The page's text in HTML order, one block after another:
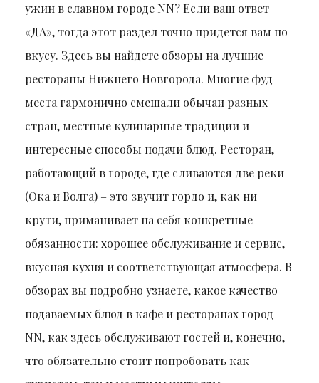
ужин в славном городе NN? Если ваш ответ
«ДА», тогда этот раздел точно придется вам по
вкусу. Здесь вы найдете обзоры на лучшие
рестораны Нижнего Новгорода. Многие фуд-
места гармонично смешали обычаи разных
стран, местные кулинарные традиции и
интересные способы подачи блюд. Ресторан,
работающий в городе, где сливаются две реки
(Ока и Волга) – это звучит гордо и, как ни
крути, приманивает на себя конкретные
обязанности: хорошее обслуживание и сервис,
вкусная кухня и соответствующая атмосфера. В
обзорах вы подробно узнаете, какое качество
подаваемых блюд в кафе и ресторанах город
NN, как здесь обслуживают гостей и, конечно,
что обязательно стоит попробовать как